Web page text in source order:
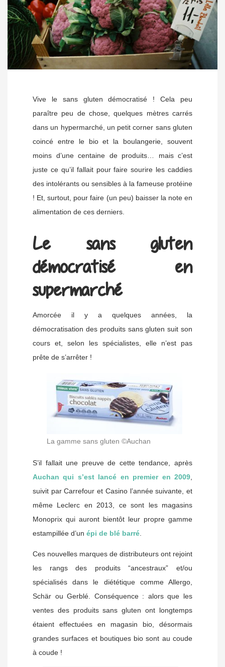
Vive le sans gluten démocratisé ! Cela peu
paraître peu de chose, quelques mètres carrés
dans un hypermarché, un petit corner sans gluten
coincé entre le bio et la boulangerie, souvent
moins d’une centaine de produits… mais c’est
juste ce qu’il fallait pour faire sourire les caddies
des intolérants ou sensibles à la fameuse protéine
! Et, surtout, pour faire (un peu) baisser la note en
alimentation de ces derniers.
Le sans gluten
démocratisé en
supermarché
Amorcée il y a quelques années, la
démocratisation des produits sans gluten suit son
cours et, selon les spécialistes, elle n’est pas
prête de s’arrêter !
La gamme sans gluten ©Auchan
S’il fallait une preuve de cette tendance, après
Auchan qui s’est lancé en premier en 2009,
suivit par Carrefour et Casino l’année suivante, et
même Leclerc en 2013, ce sont les magasins
Monoprix qui auront bientôt leur propre gamme
estampillée d’un épi de blé barré.
Ces nouvelles marques de distributeurs ont rejoint
les rangs des produits “ancestraux” et/ou
spécialisés dans le diététique comme Allergo,
Schär ou Gerblé. Conséquence : alors que les
ventes des produits sans gluten ont longtemps
étaient effectuées en magasin bio, désormais
grandes surfaces et boutiques bio sont au coude
à coude !